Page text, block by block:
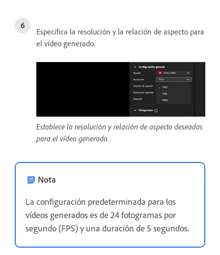
Especifica la resolución y la relación de aspecto para
el vídeo generado.
Establece la resolución y relación de aspecto deseadas
para el vídeo generado.
Nota
La configuración predeterminada para los
vídeos generados es de 24 fotogramas por
segundo (FPS) y una duración de 5 segundos.